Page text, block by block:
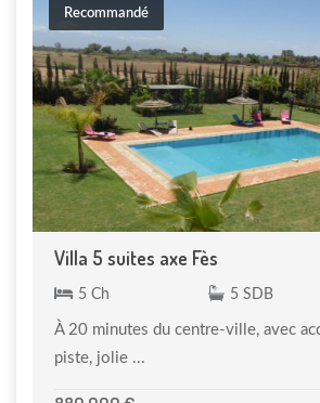
Recommandé
Villa 5 suites axe Fès
5 Ch 5 SDB
À 20 minutes du centre-ville, avec
piste, jolie ...